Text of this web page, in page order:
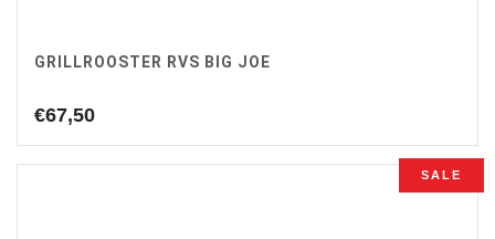
GRILLROOSTER RVS BIG JOE
€67,50
SALE